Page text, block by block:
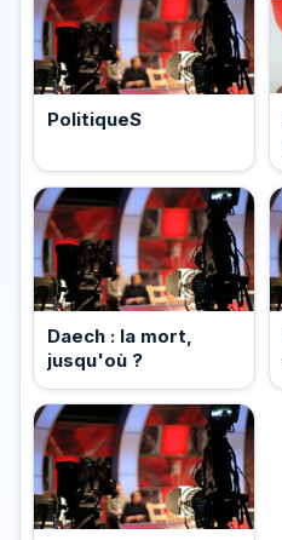
PolitiqueS
Daech : la mort,
jusqu'où ?